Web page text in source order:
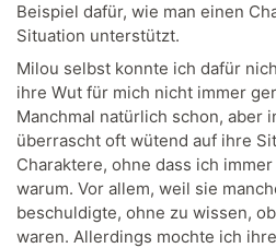
Beispiel dafür, wie man einen
Situation unterstützt.
Milou selbst konnte ich dafür
ihre Wut für mich nicht immer
Manchmal natürlich schon, aber
überrascht oft wütend auf ihre
Charaktere, ohne dass ich
warum. Vor allem, weil sie
beschuldigte, ohne zu wissen,
waren. Allerdings mochte ich